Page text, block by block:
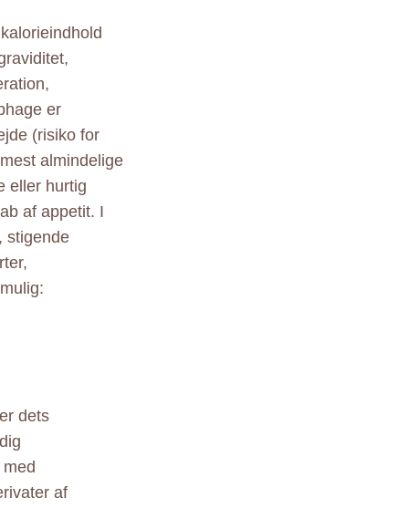
er
(risiko for
almindelige
eller hurtig
af appetit. I
stigende
dets
af